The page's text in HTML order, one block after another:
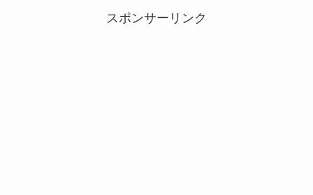
スポンサーリンク